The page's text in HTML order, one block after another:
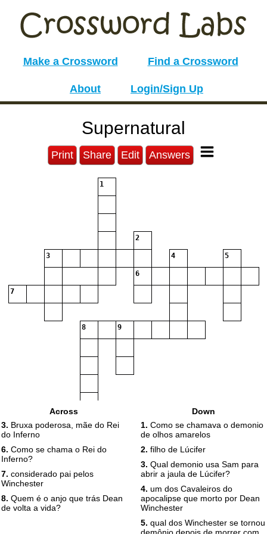
Make a Crossword Find a Crossword
About Login/Sign Up
Supernatural
Print Share Edit Answers
1
2
3 4 5
6
7
8 9
Across
3. Bruxa poderosa, mãe do Rei
do Inferno
6. Como se chama o Rei do
Inferno?
7. considerado pai pelos
Winchester
8. Quem é o anjo que trás Dean
de volta a vida?
Down
1. Como se chamava o demonio
de olhos amarelos
2. filho de Lúcifer
3. Qual demonio usa Sam para
abrir a jaula de Lúcifer?
4. um dos Cavaleiros do
apocalipse que morto por Dean
Winchester
5. qual dos Winchester se tornou